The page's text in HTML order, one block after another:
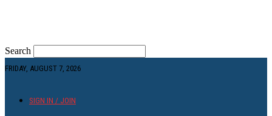
Search
FRIDAY, AUGUST 7, 2026
SIGN IN / JOIN